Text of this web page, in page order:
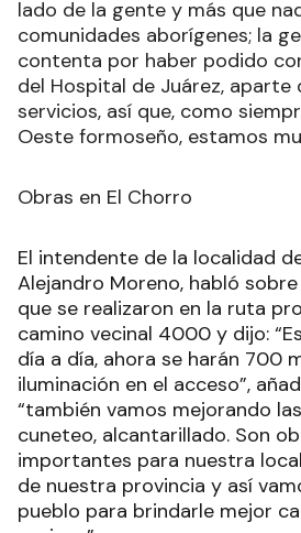
lado de la gente y más que
comunidades aborígenes; la
contenta por haber podido
del Hospital de Juárez, aparte
servicios, así que, como
Oeste formoseño, estamos
Obras en El Chorro
El intendente de la localidad
Alejandro Moreno, habló
que se realizaron en la ruta
camino vecinal 4000 y dijo:
día a día, ahora se harán 700
iluminación en el acceso”,
“también vamos mejorando
cuneteo, alcantarillado. Son
importantes para nuestra
de nuestra provincia y así
pueblo para brindarle mejor